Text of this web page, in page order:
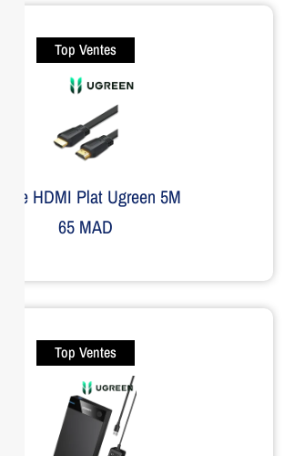
Top Ventes
Câble HDMI Plat Ugreen 5M
65MAD
Top Ventes